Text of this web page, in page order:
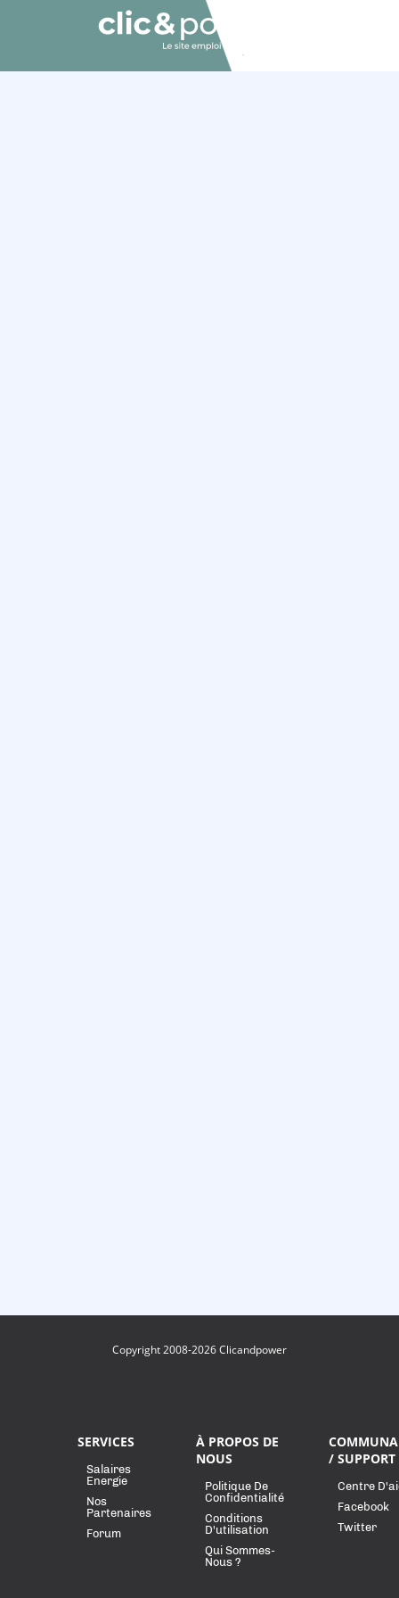
Copyright 2008-2026 Clicandpower
SERVICES
Salaires
Energie
Nos
Partenaires
Forum
À PROPOS DE
NOUS
Politique De
Confidentialité
Conditions
D'utilisation
Qui Sommes-
Nous ?
/ SUPPORT
Centre
Facebook
Twitter